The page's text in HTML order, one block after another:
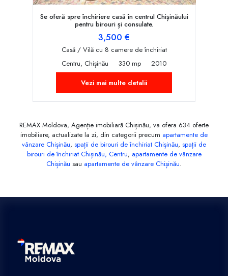
Se oferă spre închiriere casă în centrul Chișinăului
pentru birouri și consulate.
3,500 €
Casă / Vilă cu 8 camere de închiriat
Centru, Chișinău
330 mp
2010
Vezi mai multe detalii
REMAX Moldova, Agenție imobiliară Chișinău, va ofera 634 oferte
imobiliare, actualizate la zi, din categorii precum apartamente de
vânzare Chișinău, spații de birouri de închiriat Chișinău, spații de
birouri de închiriat Chișinău, Centru, apartamente de vânzare
Chișinău sau apartamente de vânzare Chișinău.